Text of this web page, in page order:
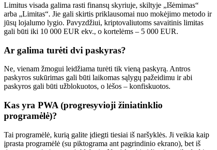
Limitus visada galima rasti finansų skyriuje, skiltyje „Išėmimas“
arba „Limitas“. Jie gali skirtis priklausomai nuo mokėjimo metodo ir
jūsų lojalumo lygio. Pavyzdžiui, kriptovaliutoms savaitinis limitas
gali būti iki 10 000 EUR ekv., o kortelėms – 5 000 EUR.
Ar galima turėti dvi paskyras?
Ne, vienam žmogui leidžiama turėti tik vieną paskyrą. Antros
paskyros sukūrimas gali būti laikomas sąlygų pažeidimu ir abi
paskyros gali būti užblokuotos, o lėšos – konfiskuotos.
Kas yra PWA (progresyvioji žiniatinklio
programėlė)?
Tai programėlė, kurią galite įdiegti tiesiai iš naršyklės. Ji veikia kaip
įprasta programėlė (su piktograma ant pagrindinio ekrano), bet iš